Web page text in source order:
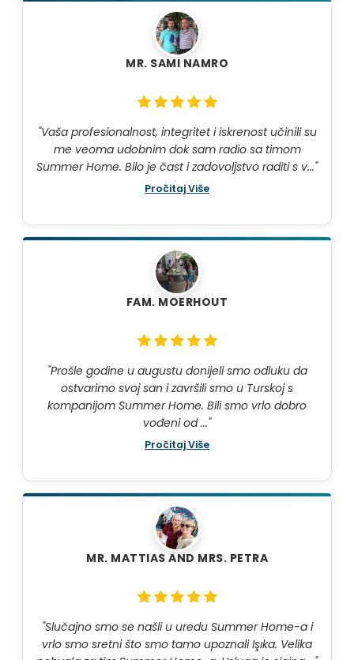
MR. SAMI NAMRO
"Vaša profesionalnost, integritet i iskrenost učinili su
me veoma udobnim dok sam radio sa timom
Summer Home. Bilo je čast i zadovoljstvo raditi s v..."
Pročitaj Više
FAM. MOERHOUT
"Prošle godine u augustu donijeli smo odluku da
ostvarimo svoj san i završili smo u Turskoj s
kompanijom Summer Home. Bili smo vrlo dobro
vođeni od ..."
Pročitaj Više
MR. MATTIAS AND MRS. PETRA
"Slučajno smo se našli u uredu Summer Home-a i
vrlo smo sretni što smo tamo upoznali Işıka. Velika